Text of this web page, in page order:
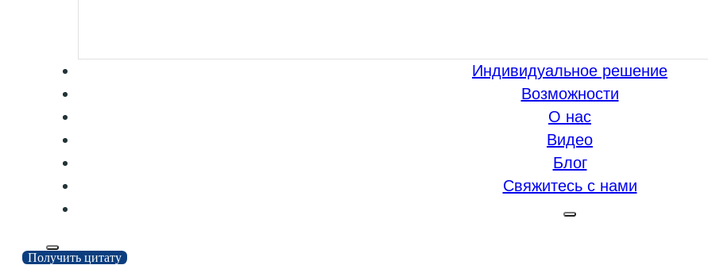
Индивидуальное решение
Возможности
О нас
Видео
Блог
Свяжитесь с нами
Получить цитату